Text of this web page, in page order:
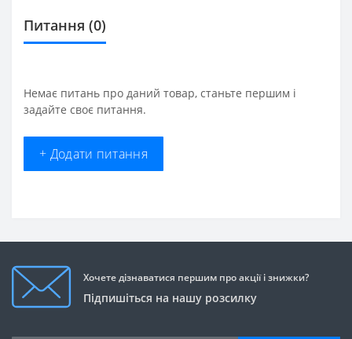
Питання (0)
Немає питань про даний товар, станьте першим і
задайте своє питання.
+ Додати питання
Хочете дізнаватися першим про акції і знижки?
Підпишіться на нашу розсилку